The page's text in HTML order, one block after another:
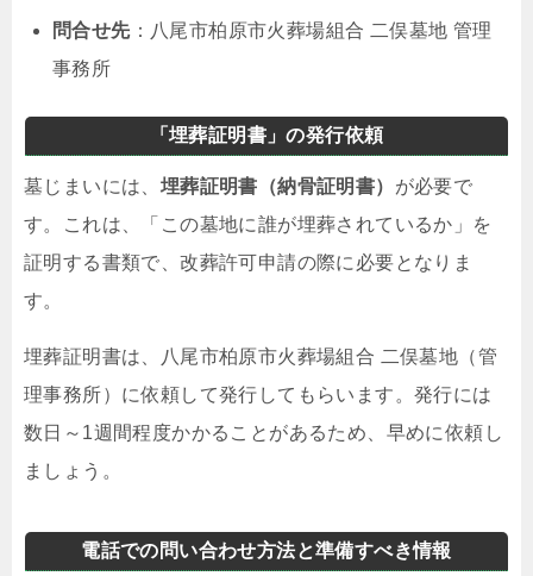
問合せ先：八尾市柏原市火葬場組合 二俣墓地 管理
事務所
「埋葬証明書」の発行依頼
墓じまいには、 埋葬証明書（納骨証明書） が必要で
す。これは、「この墓地に誰が埋葬されているか」を
証明する書類で、改葬許可申請の際に必要となりま
す。
埋葬証明書は、八尾市柏原市火葬場組合 二俣墓地（管
理事務所）に依頼して発行してもらいます。発行には
数日～1週間程度かかることがあるため、早めに依頼し
ましょう。
電話での問い合わせ方法と準備すべき情報